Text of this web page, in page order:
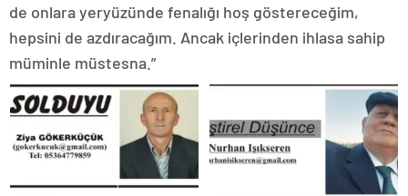
de onlara yeryüzünde fenalığı hoş göstereceğim,
hepsini de azdıracağım. Ancak içlerinden ihlasa sahip
müminle müstesna.”